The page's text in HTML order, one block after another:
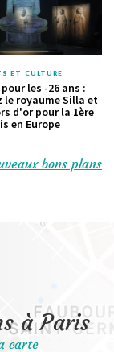
ET CULTURE
les -26 ans :
le royaume Silla et
d'or pour la 1ère
en Europe
bons plans
à Paris
carte